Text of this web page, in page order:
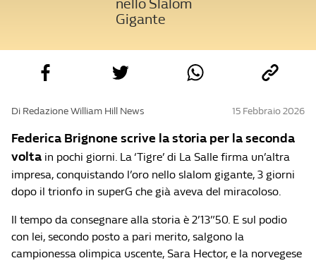
nello Slalom
Gigante
Di Redazione William Hill News 15 Febbraio 2026
Federica Brignone scrive la storia per la seconda
volta in pochi giorni. La ‘Tigre’ di La Salle firma un’altra
impresa, conquistando l’oro nello slalom gigante, 3 giorni
dopo il trionfo in superG che già aveva del miracoloso.
Il tempo da consegnare alla storia è 2’13”50. E sul podio
con lei, secondo posto a pari merito, salgono la
campionessa olimpica uscente, Sara Hector, e la norvegese